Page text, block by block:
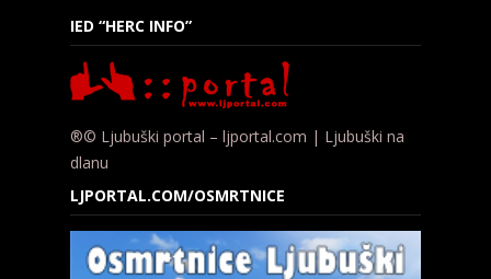
IED “HERC INFO”
®© Ljubuški portal – ljportal.com | Ljubuški na
dlanu
LJPORTAL.COM/OSMRTNICE